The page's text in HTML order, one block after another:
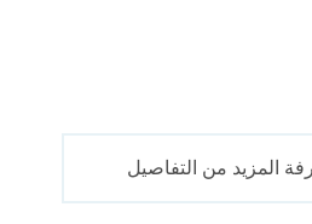
المزيد من التفاصيل